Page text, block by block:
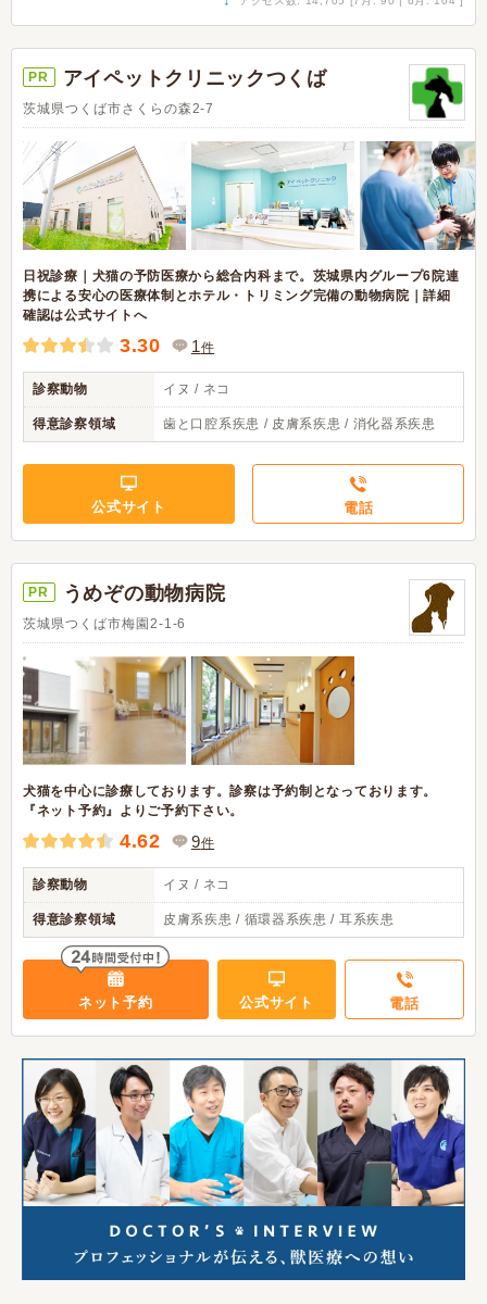
PR アイペットクリニックつくば
茨城県つくば市さくらの森2-7
日祝診療｜犬猫の予防医療から総合内科まで。茨城県内グループ6院連
携による安心の医療体制とホテル・トリミング完備の動物病院｜詳細
確認は公式サイトへ
3.30 1件
診察動物 イヌ / ネコ
得意診察領域 歯と口腔系疾患 / 皮膚系疾患 / 消化器系疾患
公式サイト 電話
PR うめぞの動物病院
茨城県つくば市梅園2-1-6
犬猫を中心に診療しております。診察は予約制となっております。
『ネット予約』よりご予約下さい。
4.62 9件
診察動物 イヌ / ネコ
得意診察領域 皮膚系疾患 / 循環器系疾患 / 耳系疾患
ネット予約 公式サイト 電話